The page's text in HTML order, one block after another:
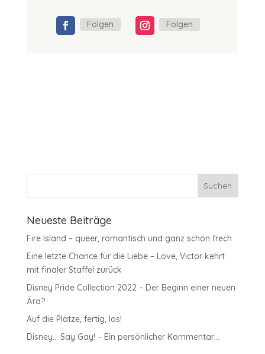
Folgen Folgen
Neueste Beiträge
Fire Island – queer, romantisch und ganz schön frech
Eine letzte Chance für die Liebe – Love, Victor kehrt
mit finaler Staffel zurück
Disney Pride Collection 2022 – Der Beginn einer neuen
Ära?
Auf die Plätze, fertig, los!
Disney… Say Gay! – Ein persönlicher Kommentar…